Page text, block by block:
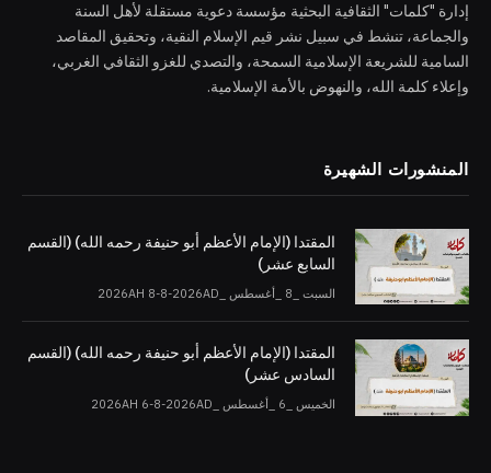
إدارة "كلمات" الثقافية البحثية مؤسسة دعوية مستقلة لأهل السنة
والجماعة، تنشط في سبيل نشر قيم الإسلام النقية، وتحقيق المقاصد
السامية للشريعة الإسلامية السمحة، والتصدي للغزو الثقافي الغربي،
وإعلاء كلمة الله، والنهوض بالأمة الإسلامية.
المنشورات الشهيرة
المقتدا (الإمام الأعظم أبو حنيفة رحمه الله) (القسم
السابع عشر)
السبت _8 _أغسطس _2026AH 8-8-2026AD
المقتدا (الإمام الأعظم أبو حنيفة رحمه الله) (القسم
السادس عشر)
الخميس _6 _أغسطس _2026AH 6-8-2026AD